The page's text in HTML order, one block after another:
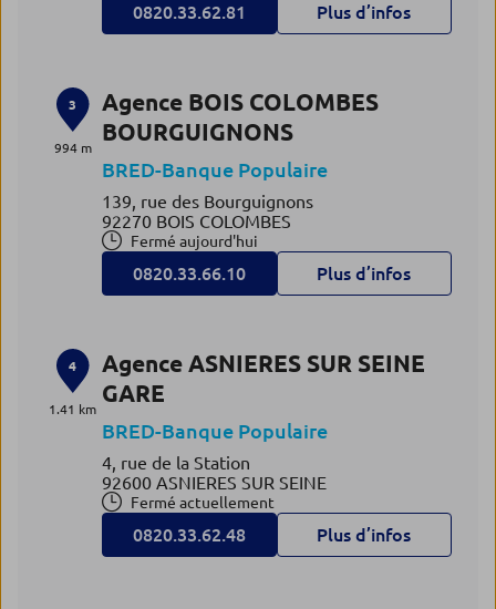
0820.33.62.81 Plus d’infos
3
994 m
Agence BOIS COLOMBES
BOURGUIGNONS
BRED-Banque Populaire
139, rue des Bourguignons
92270 BOIS COLOMBES
Fermé aujourd'hui
0820.33.66.10 Plus d’infos
4
1.41 km
Agence ASNIERES SUR SEINE
GARE
BRED-Banque Populaire
4, rue de la Station
92600 ASNIERES SUR SEINE
Fermé actuellement
0820.33.62.48 Plus d’infos